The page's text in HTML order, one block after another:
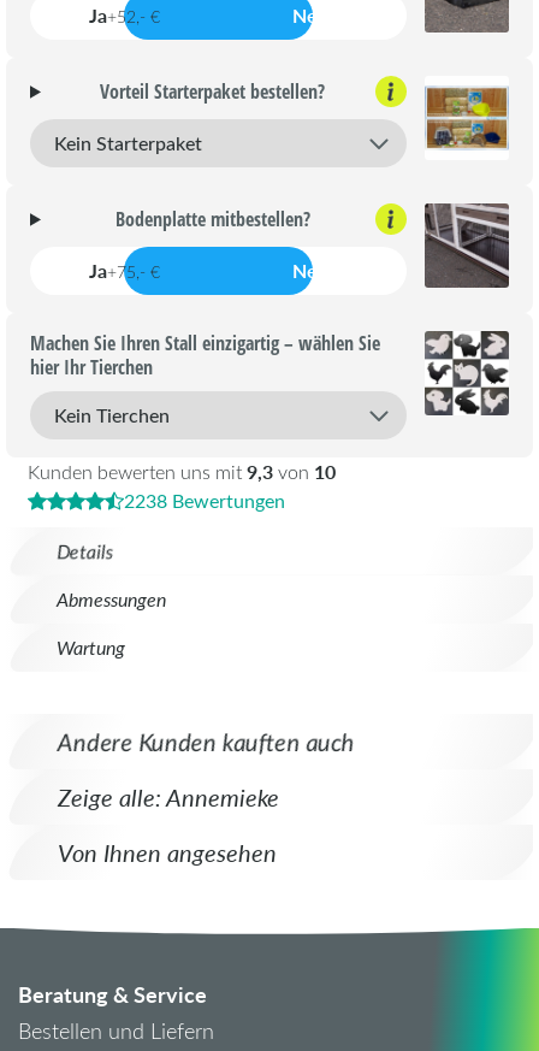
Details
Abmessungen
Wartung
Kunden bewerten uns mit9,3von 10
2238 Bewertungen
Ja+52,- € Nein
Vorteil Starterpaket bestellen?
Bodenplatte mitbestellen?
Ja+75,- € Nein
Machen Sie Ihren Stall einzigartig – wählen Sie
hier Ihr Tierchen
Andere Kunden kauften auch
Zeige alle: Annemieke
Von Ihnen angesehen
Beratung & Service
Bestellen und Liefern